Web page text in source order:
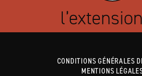
CONDITIONS GÉNÉRALES
MENTIONS